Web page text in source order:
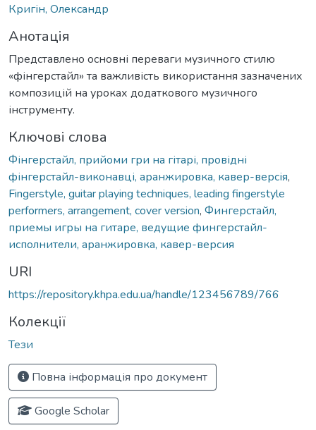
Кригін, Олександр
Анотація
Представлено основні переваги музичного стилю
«фінгерстайл» та важливість використання зазначених
композицій на уроках додаткового музичного
інструменту.
Ключові слова
Фінгерстайл, прийоми гри на гітарі, провідні
фінгерстайл-виконавці, аранжировка, кавер-версія,
Fingerstyle, guitar playing techniques, leading fingerstyle
performers, arrangement, cover version, Фингерстайл,
приемы игры на гитаре, ведущие фингерстайл-
исполнители, аранжировка, кавер-версия
URI
https://repository.khpa.edu.ua/handle/123456789/766
Колекції
Тези
Повна інформація про документ
Google Scholar